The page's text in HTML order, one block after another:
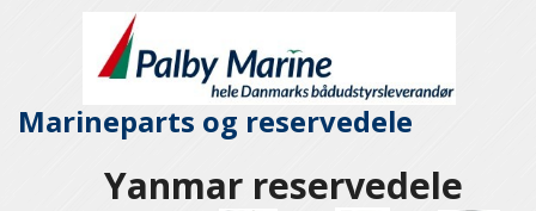
Marineparts og reservedele
Yanmar reservedele